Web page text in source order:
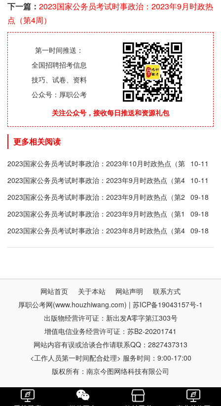
下一篇： 2023国家公务员考试时事政治：2023年9月时政热
点（第4周）
第一时间推送：
全国招聘招考信息
技巧、试卷、资料
公众号：厚职公考
关注公众号，接收每日推送和资源礼包
更多相关阅读
2023国家公务员考试时事政治：2023年10月时政热点（第
1周）
10-11
2023国家公务员考试时事政治：2023年9月时政热点（第4
周）
10-11
2023国家公务员考试时事政治：2023年9月时政热点（第2
周）
09-18
2023国家公务员考试时事政治：2023年9月时政热点（第1
周）
09-18
2023国家公务员考试时事政治：2023年8月时政热点（第4 09-18
网站首页 关于本站 网站声明
联系方式
厚职公考网(www.houzhiwang.com) | 苏ICP备19043157号-1
出版物经营许可证：新出发A零字第江303号
增值电信业务经营许可证：苏B2-20201741
网站内容有误或洽谈合作请联系QQ：2827437313
<工作人员第一时间配合处理> 服务时间：9:00-17:00
版权所有：南京今图网络科技有限公司